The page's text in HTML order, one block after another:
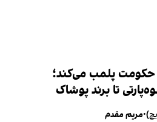
پلمب می‌کند؛
تا برند پوشاک
•مریم مقدم